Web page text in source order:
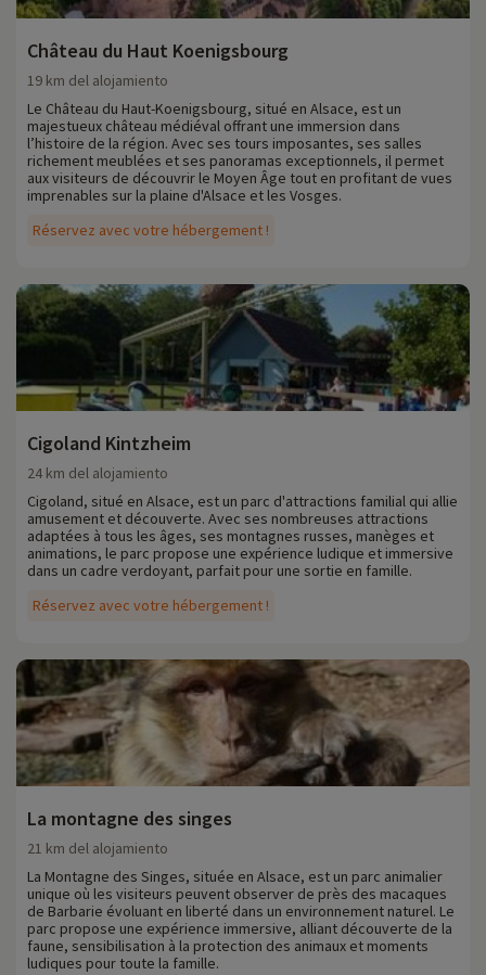
Château du Haut Koenigsbourg
Réservez avec votre hébergement !
19 km del alojamiento
Le Château du Haut-Koenigsbourg, situé en Alsace, est un
majestueux château médiéval offrant une immersion dans
l’histoire de la région. Avec ses tours imposantes, ses salles
richement meublées et ses panoramas exceptionnels, il permet
aux visiteurs de découvrir le Moyen Âge tout en profitant de vues
imprenables sur la plaine d'Alsace et les Vosges.
Cigoland Kintzheim
Réservez avec votre hébergement !
24 km del alojamiento
Cigoland, situé en Alsace, est un parc d'attractions familial qui allie
amusement et découverte. Avec ses nombreuses attractions
adaptées à tous les âges, ses montagnes russes, manèges et
animations, le parc propose une expérience ludique et immersive
dans un cadre verdoyant, parfait pour une sortie en famille.
La montagne des singes
21 km del alojamiento
La Montagne des Singes, située en Alsace, est un parc animalier
unique où les visiteurs peuvent observer de près des macaques
de Barbarie évoluant en liberté dans un environnement naturel. Le
parc propose une expérience immersive, alliant découverte de la
faune, sensibilisation à la protection des animaux et moments
ludiques pour toute la famille.